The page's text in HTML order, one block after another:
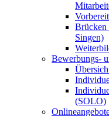
Brücken
Singen)
Bewerbungs-
(SOLO)